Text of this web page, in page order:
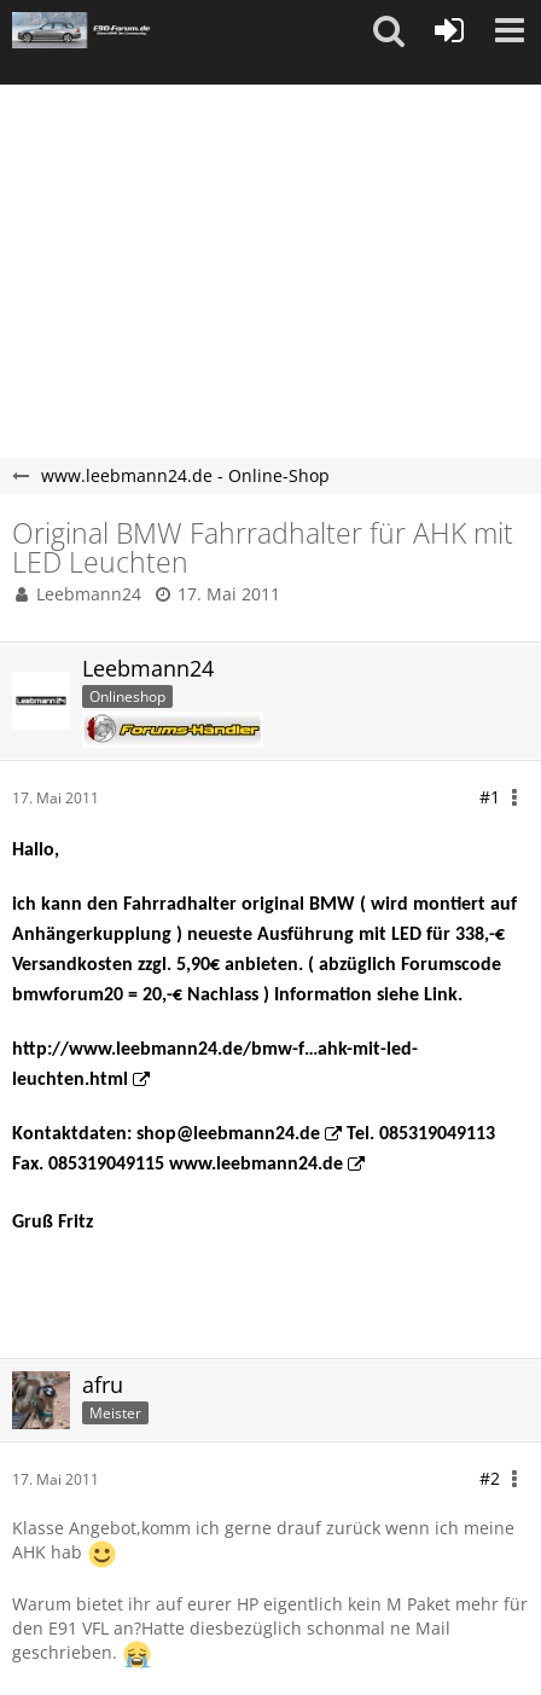
"
www.leebmann24.de - Online-Shop
Original BMW Fahrradhalter für AHK mit
LED Leuchten
Leebmann24 17. Mai 2011
Leebmann24
Onlineshop
17. Mai 2011 #1
Hallo,
ich kann den Fahrradhalter original BMW ( wird montiert auf
Anhängerkupplung ) neueste Ausführung mit LED für 338,-€
Versandkosten zzgl. 5,90€ anbieten. ( abzüglich Forumscode
bmwforum20 = 20,-€ Nachlass ) Information siehe Link.
http://www.leebmann24.de/bmw-f…ahk-mit-led-
leuchten.html
Kontaktdaten: shop@leebmann24.de
Tel. 085319049113
Fax. 085319049115 www.leebmann24.de
Gruß Fritz
afru
Meister
17. Mai 2011 #2
Klasse Angebot,komm ich gerne drauf zurück wenn ich meine
AHK hab
Warum bietet ihr auf eurer HP eigentlich kein M Paket mehr für
den E91 VFL an?Hatte diesbezüglich schonmal ne Mail
geschrieben.